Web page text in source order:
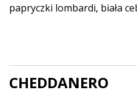
papryczki lombardi, biała
CHEDDANERO